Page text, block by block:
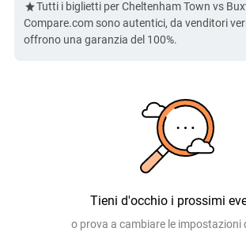
Tutti i biglietti per Cheltenham Town vs
Compare.com sono autentici, da venditori
offrono una garanzia del 100%.
Tieni d'occhio i prossimi
o prova a cambiare le impostazioni